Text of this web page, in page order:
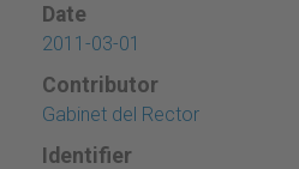
Date
2011-03-01
Contributor
Gabinet del Rector
Identifier